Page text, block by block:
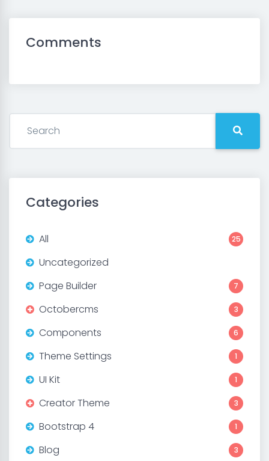
Comments
Categories
All 25
Uncategorized
Page Builder
7
Octobercms 3
Components 6
Theme Settings 1
UI Kit 1
Creator Theme 3
Bootstrap 4 1
Blog 3